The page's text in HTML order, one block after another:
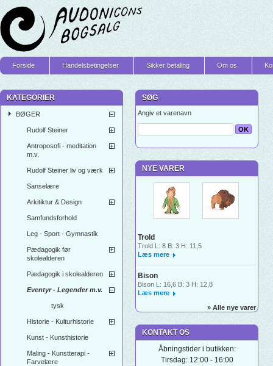
Forside Handelsbetingelser Sikker betaling Om os
KATEGORIER
BØGER
Rudolf Steiner
Antroposofi - meditation
m.v.
Rudolf Steiner liv og værk
Sanselære
Arkitiktur & Design
Samfundsforhold
Leg - Sport - Gymnastik
Pædagogik før
skolealderen
Pædagogik i skolealderen
Eventyr - Legender m.v.
tysk
Historie - Kulturhistorie
Kunst - Kunsthistorie
Maling - Kunstterapi -
Farvelære
SØG
Angiv et varenavn
NYE VARER
Trold
Trold L: 8 B: 3 H: 11,5
Læs mere
Bison
Bison L: 16,6 B: 3 H: 12,8
Læs mere
» Alle nye varer
KONTAKT OS
Åbningstider i butikken:
Tirsdag: 12:00 - 16:00